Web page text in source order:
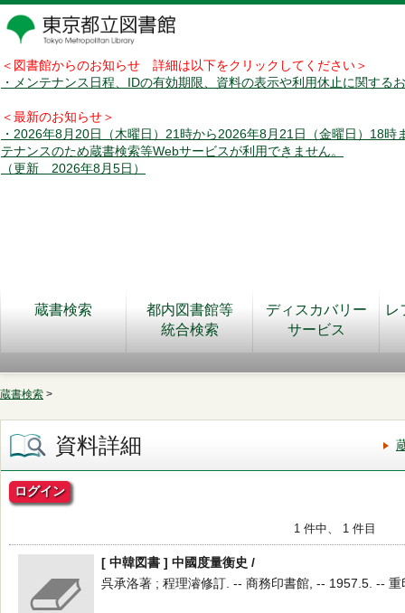
＜図書館からのお知らせ 詳細は以下をクリックしてください＞
・メンテナンス日程、IDの有効期限、資料の表示や利用休止に関する
＜最新のお知らせ＞
・2026年8月20日（木曜日）21時から2026年8月21日（金曜日）18時
テナンスのため蔵書検索等Webサービスが利用できません。
（更新 2026年8月5日）
蔵書検索
都内図書館等
統合検索
ディスカバリー
サービス
レ
蔵書検索 >
資料詳細
ログイン
1 件中、 1 件目
[ 中韓図書 ] 中國度量衡史 /
呉承洛著 ; 程理濬修訂. -- 商務印書館, -- 1957.5. -- 重